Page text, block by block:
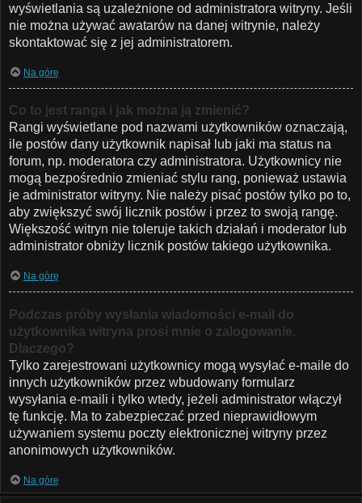
wyświetlania są uzależnione od administratora witryny. Jeśli
nie można używać awatarów na danej witrynie, należy
skontaktować się z jej administratorem.
Na górę
Co to jest ranga i jak można ją zmienić?
Rangi wyświetlane pod nazwami użytkowników oznaczają,
ile postów dany użytkownik napisał lub jaki ma status na
forum, np. moderatora czy administratora. Użytkownicy nie
mogą bezpośrednio zmieniać stylu rang, ponieważ ustawia
je administrator witryny. Nie należy pisać postów tylko po to,
aby zwiększyć swój licznik postów i przez to swoją rangę.
Większość witryn nie toleruje takich działań i moderator lub
administrator obniży licznik postów takiego użytkownika.
Na górę
Podczas próby wysłania wiadomości e-mail do
użytkownika witryna prosi mnie o zalogowanie.
Dlaczego?
Tylko zarejestrowani użytkownicy mogą wysyłać e-maile do
innych użytkowników przez wbudowany formularz
wysyłania e-maili i tylko wtedy, jeżeli administrator włączył
tę funkcję. Ma to zabezpieczać przed nieprawidłowym
używaniem systemu poczty elektronicznej witryny przez
anonimowych użytkowników.
Na górę